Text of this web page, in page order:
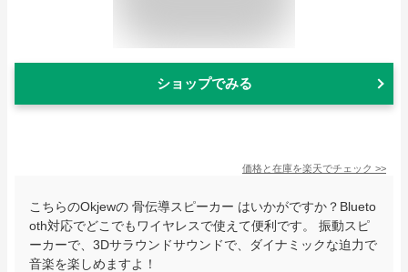
ショップでみる
価格と在庫を楽天でチェック >>
こちらのOkjewの 骨伝導スピーカー はいかがですか？Blueto
oth対応でどこでもワイヤレスで使えて便利です。 振動スピ
ーカーで、3Dサラウンドサウンドで、ダイナミックな迫力で
音楽を楽しめますよ！